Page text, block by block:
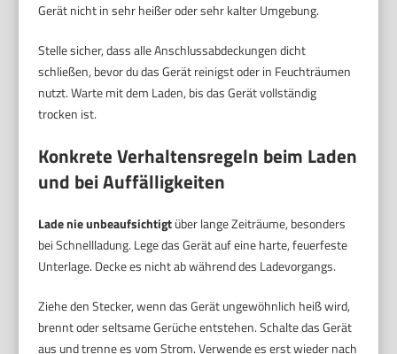
Gerät nicht in sehr heißer oder sehr kalter Umgebung.
Stelle sicher, dass alle Anschlussabdeckungen dicht
schließen, bevor du das Gerät reinigst oder in Feuchträumen
nutzt. Warte mit dem Laden, bis das Gerät vollständig
trocken ist.
Konkrete Verhaltensregeln beim Laden
und bei Auffälligkeiten
Lade nie unbeaufsichtigtüber lange Zeiträume, besonders
bei Schnellladung. Lege das Gerät auf eine harte, feuerfeste
Unterlage. Decke es nicht ab während des Ladevorgangs.
Ziehe den Stecker, wenn das Gerät ungewöhnlich heiß wird,
brennt oder seltsame Gerüche entstehen. Schalte das Gerät
aus und trenne es vom Strom. Verwende es erst wieder nach